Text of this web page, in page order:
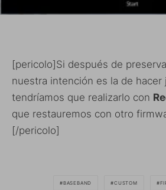
[pericolo]Si después de
nuestra intención es la de hacer
tendríamos que realizarlo con
que restauremos con otro
[/pericolo]
BASEBAND CUSTOM